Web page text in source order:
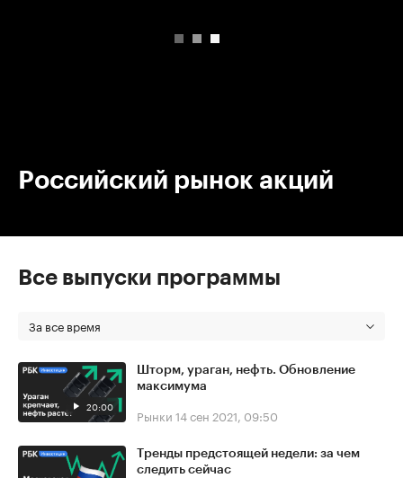
Российский рынок акций
Все выпуски программы
За все время
20:00
Шторм, ураган, нефть. Обновление
максимума
Рынки 14 сен 2021, 09:50
Тренды предстоящей недели: за чем
следить сейчас